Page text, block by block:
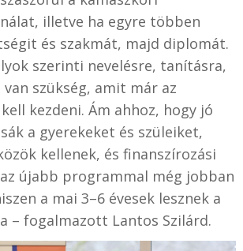
illetve ha egyre többen
és szakmát, majd diplomát.
szerinti nevelésre, tanításra,
szükség, amit már az
kezdeni. Ám ahhoz, hogy jó
a gyerekeket és szüleiket,
kellenek, és finanszírozási
újabb programmal még jobban
a mai 3–6 évesek lesznek a
– fogalmazott Lantos Szilárd.